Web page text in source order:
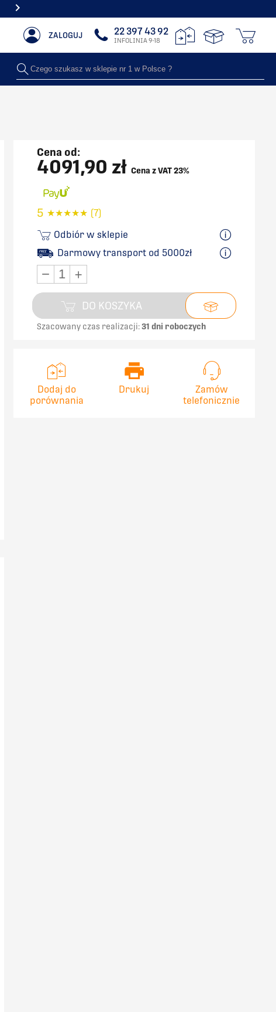
ZALOGUJ 22 397 43 92
INFOLINIA 9-18
Czego szukasz w sklepie nr 1 w Polsce ?
Cena od:
4091,90 zł Cena z VAT 23%
5 ★★★★★ (7)
Odbiór w sklepie
Darmowy transport od 5000zł
− +
DO KOSZYKA
Szacowany czas realizacji:31 dni roboczych
Dodaj do
porównania
Drukuj
Zamów
telefonicznie